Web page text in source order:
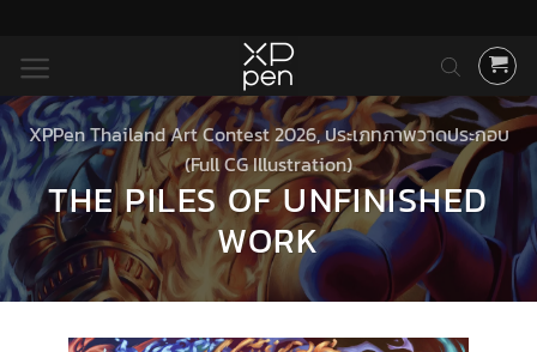
ยัง
เนื้อหา
XPPen Thailand Art Contest 2026,ประเภทภาพวาดประกอบ
(Full CG Illustration)
THE PILES OF UNFINISHED
WORK